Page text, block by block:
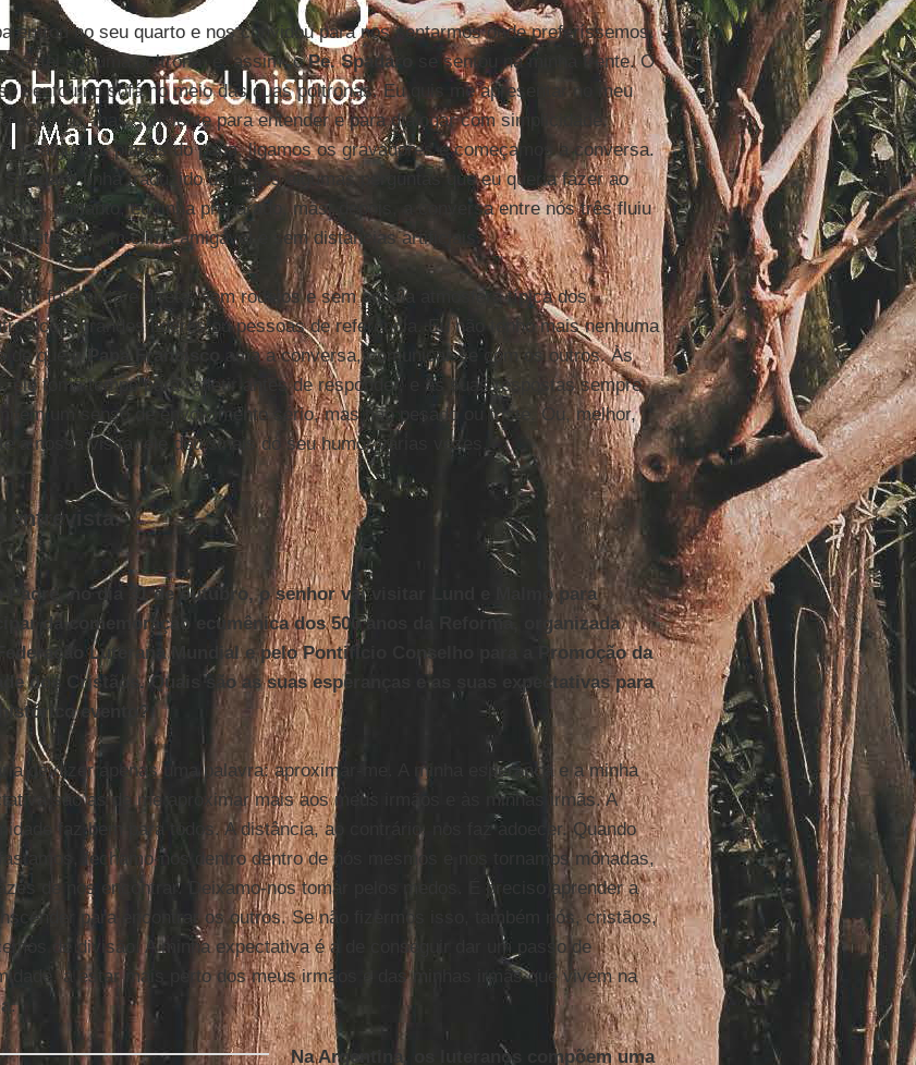
entrou no seu quarto e nos convidou para nos sentarmos onde preferíssemos.
sentei em uma poltrona, e, assim, oPe. Spadaro
se sentou na minha frente. O
sentou no sofá no meio das duas poltronas. Eu quis me apresentar no meu
não rico, mas suficiente para entender e para dialogar com simplicidade.
de algumas piadas do papa, ligamos os gravadores e começamos a conversa.
Spadarotinha traduzido do inglês algumas perguntas que eu queria fazer ao
que, portanto, eu tinha preparado, mas, depois, a conversa entre nós três fluiu
em um clima amigável e sem distâncias artificiais.
foi franca e direta, sem rodeios e sem aquela atmosfera típica dos
com grandes líderes ou pessoas de referência. Eu não tenho mais nenhuma
de que oPapa Francisco ama a conversa, comunicar-se com os outros. Às
ele toma tempo para refletir antes de responder, e as suas respostas sempre
um senso de envolvimento sério, mas não pesado ou triste. Ou, melhor,
a nossa visita, ele deu sinais do seu humor várias vezes.
entrevista.
Padre, no dia 31 de outubro, o senhor vai visitar Lund e Malmö para
da comemoração ecumênica dos 500 anos da Reforma, organizada
Luterana Mundial e pelo Pontifício Conselho para a Promoção da
dos Cristãos. Quais são as suas esperanças e as suas expectativas para
evento?
de dizer apenas uma palavra: aproximar-me. A minha esperança e a minha
são as de me aproximar mais aos meus irmãos e às minhas irmãs. A
faz bem para todos. A distância, ao contrário, nos faz adoecer. Quando
fechamo-nos dentro dentro de nós mesmos e nos tornamos mônadas,
de nos encontrar. Deixamo-nos tomar pelos medos. É preciso aprender a
para encontrar os outros. Se não fizermos isso, também nós, cristãos,
de divisão. A minha expectativa é a de conseguir dar um passo de
a estar mais perto dos meus irmãos e das minhas irmãs que vivem na
.
Na Argentina, os luteranos compõem uma